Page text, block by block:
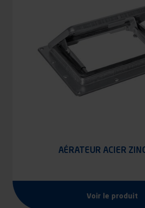
AÉRATEUR ACIER
Voir le produit